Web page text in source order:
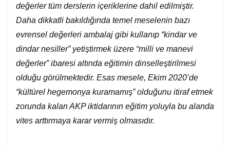
değerler tüm derslerin içeriklerine dahil edilmiştir.
Daha dikkatli bakıldığında temel meselenin bazı
evrensel değerleri ambalaj gibi kullanıp “kindar ve
dindar nesiller” yetiştirmek üzere “milli ve manevi
değerler” ibaresi altında eğitimin dinselleştirilmesi
olduğu görülmektedir. Esas mesele, Ekim 2020’de
“kültürel hegemonya kuramamış” olduğunu itiraf etmek
zorunda kalan AKP iktidarının eğitim yoluyla bu alanda
vites arttırmaya karar vermiş olmasıdır.